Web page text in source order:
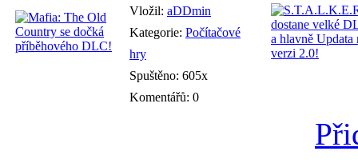
Vložil: aDDmin
Kategorie: Počítačové
hry
Spuštěno: 605x
Komentářů: 0